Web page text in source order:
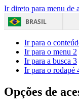
Ir direto para menu de
BRASIL
Ir para o
Ir para o menu 2
Ir para a busca 3
Ir para o rodapé
Opções de